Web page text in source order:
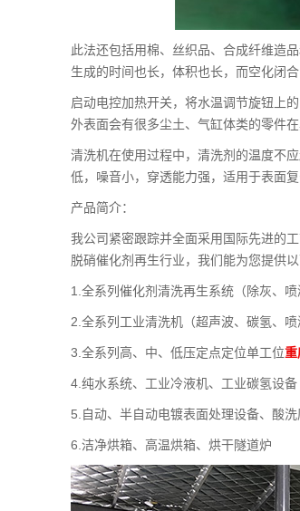
此法还包括用棉、丝织品、合成纤维造
生成的时间也长，体积也长，而空化闭
启动电控加热开关，将水温调节旋钮上
外表面会有很多尘土、气缸体类的零件
清洗机在使用过程中，清洗剂的温度不
低，噪音小，穿透能力强，适用于表面
产品简介：
我公司紧密跟踪并全面采用国际先进的
脱硝催化剂再生行业，我们能为您提供以
1.全系列催化剂清洗再生系统（除灰、
2.全系列工业清洗机（超声波、碳氢、喷
3.全系列高、中、低压定点定位单工位重
4.纯水系统、工业冷液机、工业碳氢设备
5.自动、半自动电镀表面处理设备、酸
6.洁净烘箱、高温烘箱、烘干隧道炉